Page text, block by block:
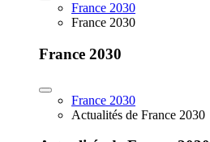
France 2030
France 2030
France 2030
France 2030
Actualités de France 2030